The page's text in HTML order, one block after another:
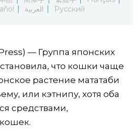
العربية
العربية Русский
— Группа японских
что кошки чаще
растение мататаби
или кэтнипу, хотя оба
средствами,